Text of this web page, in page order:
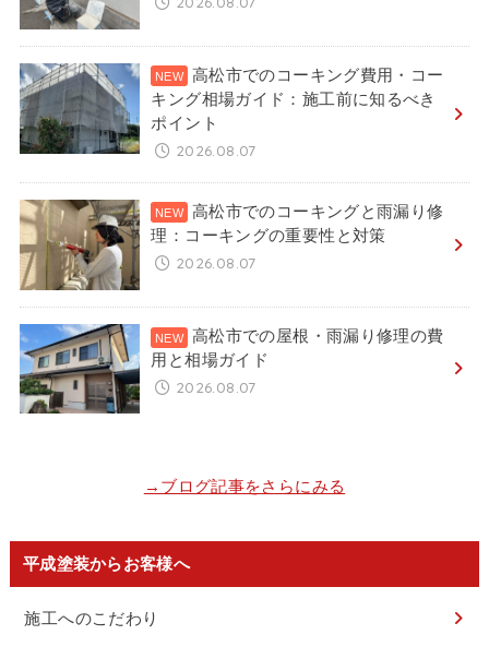
高松市でのコーキング費用・コー
キング相場ガイド：施工前に知るべき
ポイント
2026.08.07
高松市でのコーキングと雨漏り修
理：コーキングの重要性と対策
2026.08.07
高松市での屋根・雨漏り修理の費
用と相場ガイド
2026.08.07
→ブログ記事をさらにみる
平成塗装からお客様へ
施工へのこだわり